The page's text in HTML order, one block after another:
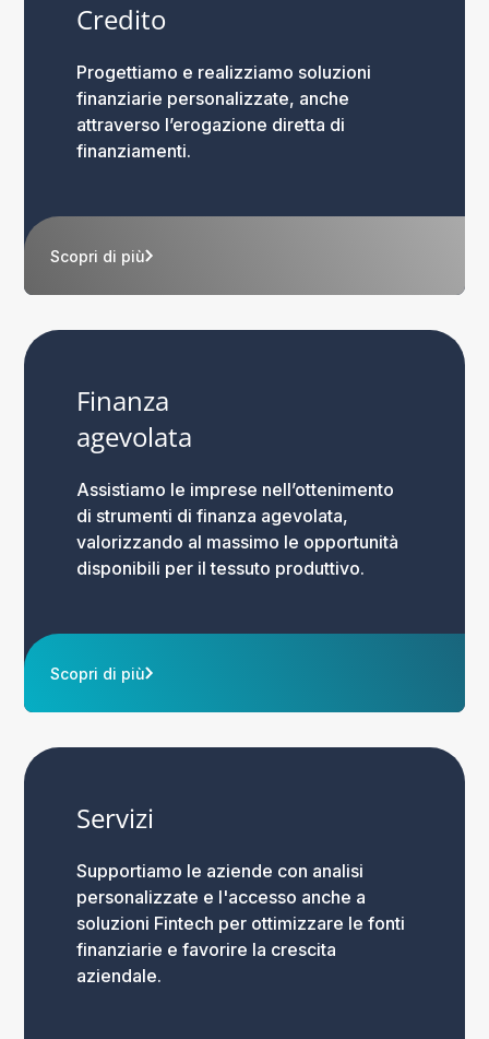
Credito
Progettiamo e realizziamo soluzioni
finanziarie personalizzate, anche
attraverso l’erogazione diretta di
finanziamenti.
Scopri di più
Finanza
agevolata
Assistiamo le imprese nell’ottenimento
di strumenti di finanza agevolata,
valorizzando al massimo le opportunità
disponibili per il tessuto produttivo.
Scopri di più
Servizi
Supportiamo le aziende con analisi
personalizzate e l'accesso anche a
soluzioni Fintech per ottimizzare le fonti
finanziarie e favorire la crescita
aziendale.